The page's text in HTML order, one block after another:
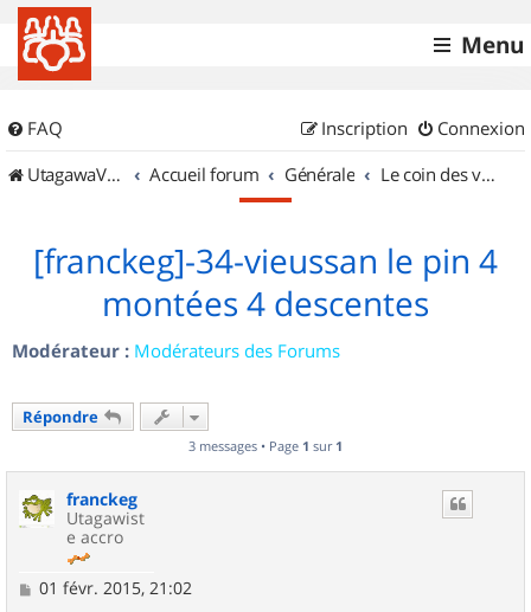
Menu
FAQ Connexion
Inscription
UtagawaVTT (Randos VTT et VTTAE avec traces GPS)
Accueil forum Générale Le coin des vidéastes
[franckeg]-34-vieussan le pin 4
montées 4 descentes
Modérateur : Modérateurs des Forums
Répondre
3 messages • Page 1 sur 1
franckeg
Utagawist
e accro
M
01 févr. 2015, 21:02